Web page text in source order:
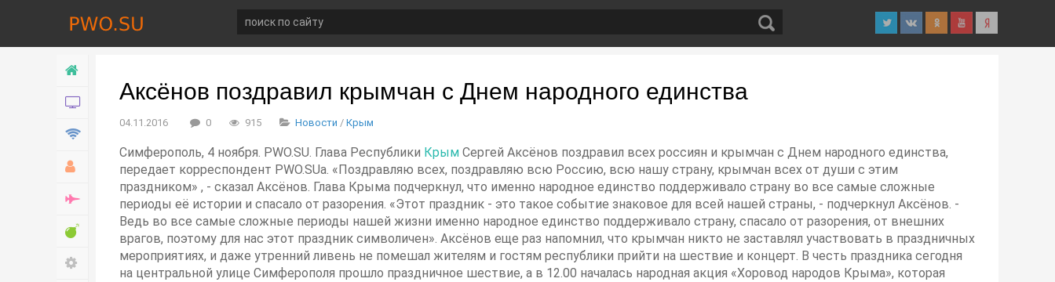
Новости
Хобби
Война
Развлечение
Настройки
Аксёнов поздравил крымчан с Днем народного единства
04.11.2016 0 915 Новости / Крым
Симферополь, 4 ноября. PWO.SU. Глава Республики Крым Сергей Аксёнов поздравил всех россиян и крымчан с Днем народного единства,
передает корреспондент PWO.SUа. «Поздравляю всех, поздравляю всю Россию, всю нашу страну, крымчан всех от души с этим
праздником» , - сказал Аксёнов. Глава Крыма подчеркнул, что именно народное единство поддерживало страну во все самые сложные
периоды её истории и спасало от разорения. «Этот праздник - это такое событие знаковое для всей нашей страны, - подчеркнул Аксёнов. -
Ведь во все самые сложные периоды нашей жизни именно народное единство поддерживало страну, спасало от разорения, от внешних
врагов, поэтому для нас этот праздник символичен». Аксёнов еще раз напомнил, что крымчан никто не заставлял участвовать в праздничных
мероприятиях, и даже утренний ливень не помешал жителям и гостям республики прийти на шествие и концерт. В честь праздника сегодня
на центральной улице Симферополя прошло праздничное шествие, а в 12.00 началась народная акция «Хоровод народов Крыма», которая